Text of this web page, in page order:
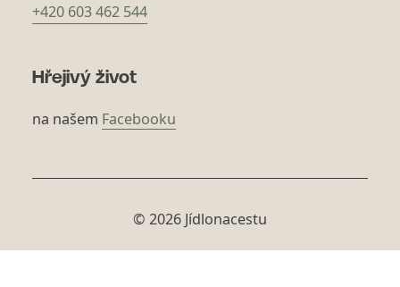
+420 603 462 544
Hřejivý život
na našem Facebooku
© 2026 Jídlonacestu